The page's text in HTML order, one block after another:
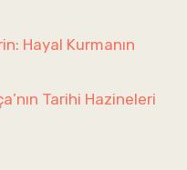
Hayal Kurmanın
Tarihi Hazineleri